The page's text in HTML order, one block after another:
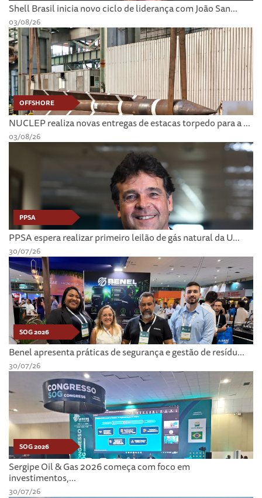
Shell Brasil inicia novo ciclo de liderança com João San...
03/08/26
OFFSHORE
NUCLEP realiza novas entregas de estacas torpedo para a ...
03/08/26
PPSA
PPSA espera realizar primeiro leilão de gás natural da U...
30/07/26
SOG 2026
Benel apresenta práticas de segurança e gestão de resídu...
30/07/26
SOG 2026
Sergipe Oil & Gas 2026 começa com foco em
investimentos,...
30/07/26